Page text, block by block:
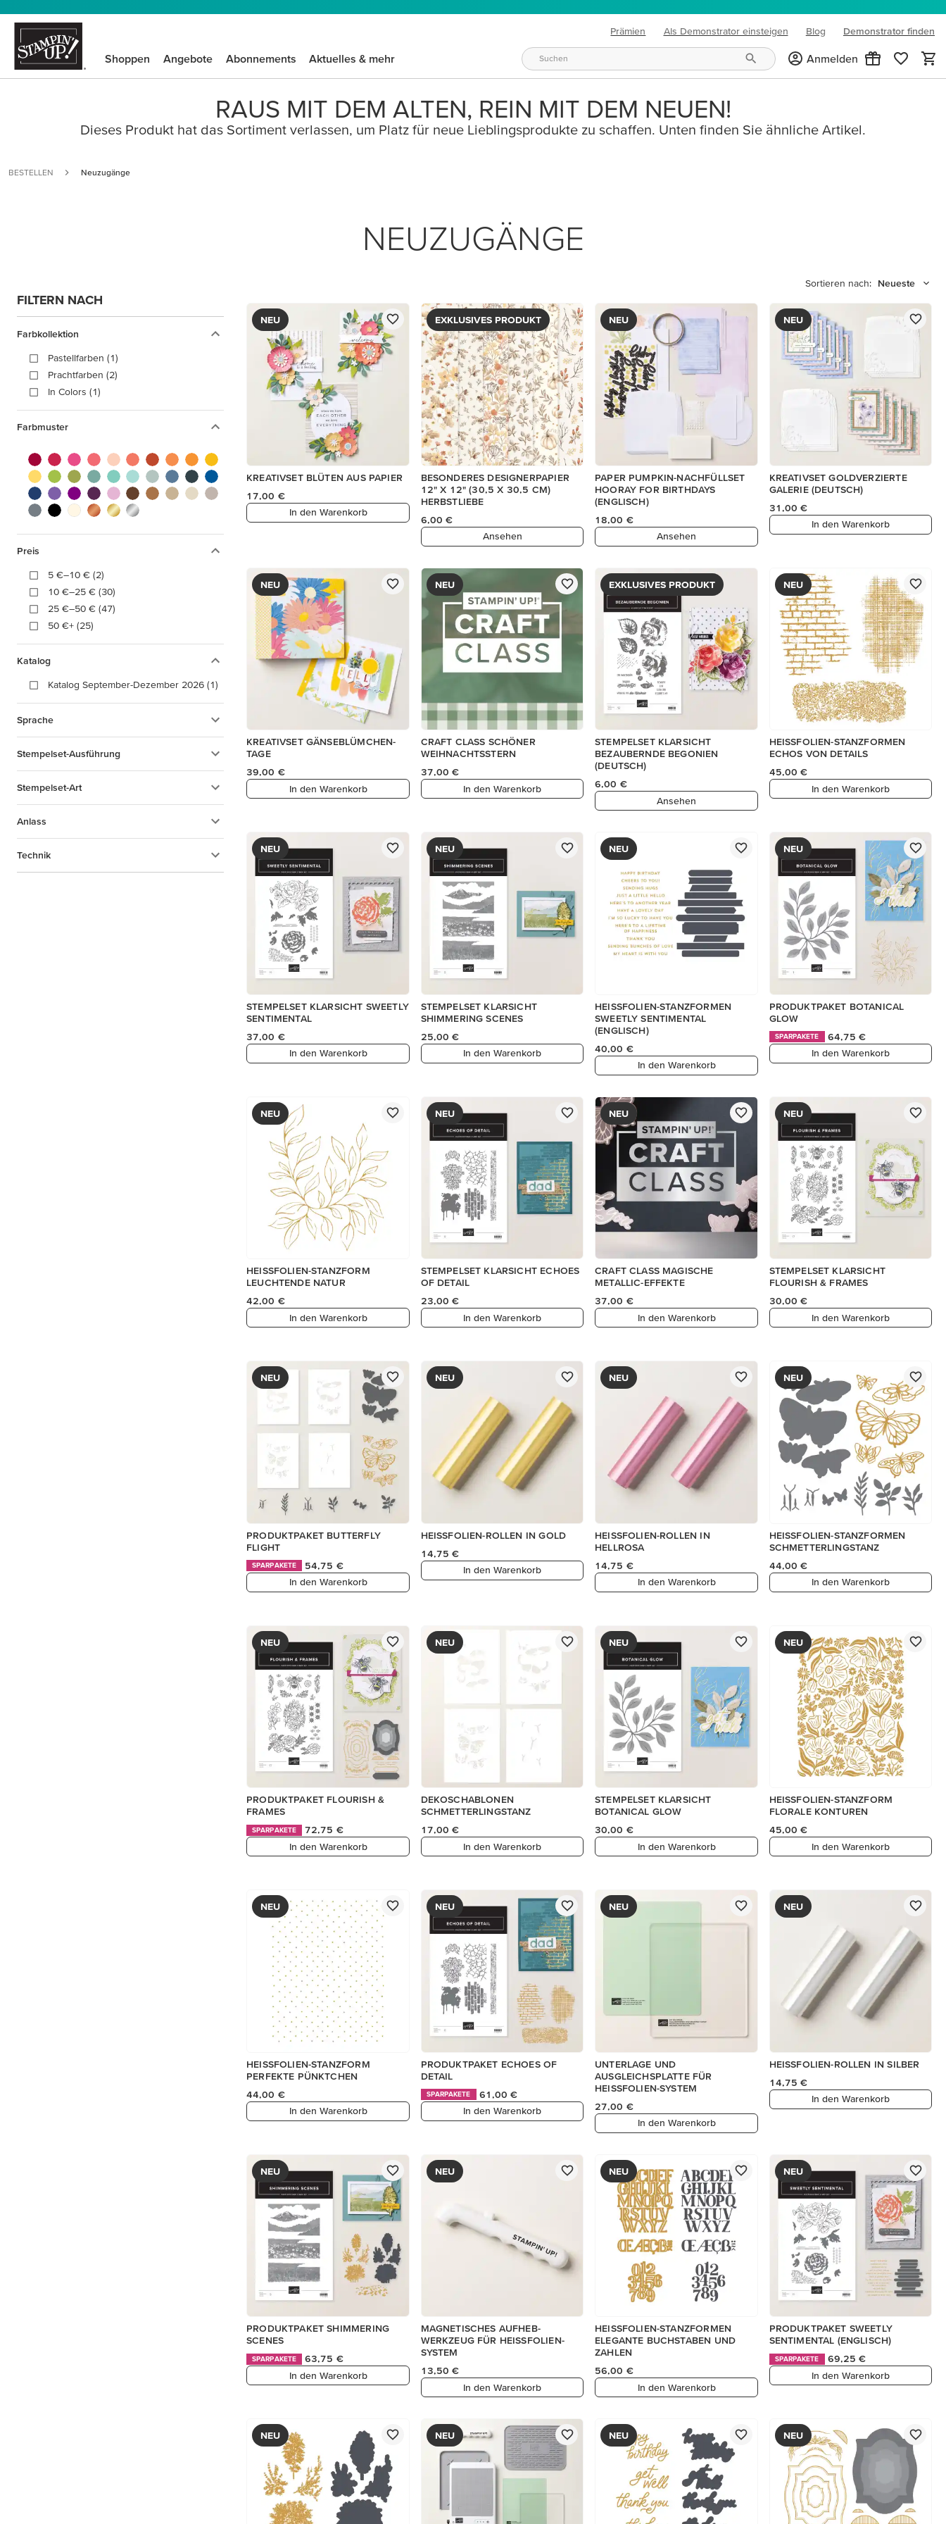
Prämien Als Demonstrator einsteigen Blog
(opens in new tab)
Demonstrator finden
Shoppen Angebote Abonnements Aktuelles & mehr Anmelden
RAUS MIT DEM ALTEN, REIN MIT DEM NEUEN!
Dieses Produkt hat das Sortiment verlassen, um Platz für neue Lieblingsprodukte zu schaffen. Unten finden Sie ähnliche Artikel.
BESTELLEN Neuzugänge
NEUZUGÄNGE
FILTERN NACH
Farbkollektion
Pastellfarben (1)
Prachtfarben (2)
In Colors (1)
Farbmuster
Preis
5 €–10 € (2)
10 €–25 € (30)
25 €–50 € (47)
50 €+ (25)
Katalog
Katalog September-Dezember 2026 (1)
Sprache
Stempelset-Ausführung
Stempelset-Art
Anlass
Technik
Sortieren nach: Neueste
NEU
KREATIVSET BLÜTEN AUS PAPIER
17,00 €
In den Warenkorb
EXKLUSIVES PRODUKT
BESONDERES DESIGNERPAPIER
12" X 12" (30,5 X 30,5 CM)
HERBSTLIEBE
6,00 €
Ansehen
NEU
PAPER PUMPKIN-NACHFÜLLSET
HOORAY FOR BIRTHDAYS
(ENGLISCH)
18,00 €
Ansehen
NEU
KREATIVSET GOLDVERZIERTE
GALERIE (DEUTSCH)
31,00 €
In den Warenkorb
NEU
KREATIVSET GÄNSEBLÜMCHEN-
TAGE
39,00 €
In den Warenkorb
NEU
CRAFT CLASS SCHÖNER
WEIHNACHTSSTERN
37,00 €
In den Warenkorb
EXKLUSIVES PRODUKT
STEMPELSET KLARSICHT
BEZAUBERNDE BEGONIEN
(DEUTSCH)
6,00 €
Ansehen
NEU
HEISSFOLIEN-STANZFORMEN
ECHOS VON DETAILS
45,00 €
In den Warenkorb
NEU
STEMPELSET KLARSICHT SWEETLY
SENTIMENTAL
37,00 €
In den Warenkorb
NEU
STEMPELSET KLARSICHT
SHIMMERING SCENES
25,00 €
In den Warenkorb
NEU
HEISSFOLIEN-STANZFORMEN
SWEETLY SENTIMENTAL
(ENGLISCH)
40,00 €
In den Warenkorb
NEU
PRODUKTPAKET BOTANICAL
GLOW
SPARPAKETE
64,75 €
In den Warenkorb
NEU
HEISSFOLIEN-STANZFORM
LEUCHTENDE NATUR
42,00 €
In den Warenkorb
NEU
STEMPELSET KLARSICHT ECHOES
OF DETAIL
23,00 €
In den Warenkorb
NEU
CRAFT CLASS MAGISCHE
METALLIC-EFFEKTE
37,00 €
In den Warenkorb
NEU
STEMPELSET KLARSICHT
FLOURISH & FRAMES
30,00 €
In den Warenkorb
NEU
PRODUKTPAKET BUTTERFLY
FLIGHT
SPARPAKETE
54,75 €
In den Warenkorb
NEU
HEISSFOLIEN-ROLLEN IN GOLD
14,75 €
In den Warenkorb
NEU
HEISSFOLIEN-ROLLEN IN
HELLROSA
14,75 €
In den Warenkorb
NEU
HEISSFOLIEN-STANZFORMEN
SCHMETTERLINGSTANZ
44,00 €
In den Warenkorb
NEU
PRODUKTPAKET FLOURISH &
FRAMES
SPARPAKETE
72,75 €
In den Warenkorb
NEU
DEKOSCHABLONEN
SCHMETTERLINGSTANZ
17,00 €
In den Warenkorb
NEU
STEMPELSET KLARSICHT
BOTANICAL GLOW
30,00 €
In den Warenkorb
NEU
HEISSFOLIEN-STANZFORM
FLORALE KONTUREN
45,00 €
In den Warenkorb
NEU
HEISSFOLIEN-STANZFORM
PERFEKTE PÜNKTCHEN
44,00 €
In den Warenkorb
NEU
PRODUKTPAKET ECHOES OF
DETAIL
SPARPAKETE
61,00 €
In den Warenkorb
NEU
UNTERLAGE UND
AUSGLEICHSPLATTE FÜR
HEISSFOLIEN-SYSTEM
27,00 €
In den Warenkorb
NEU
HEISSFOLIEN-ROLLEN IN SILBER
14,75 €
In den Warenkorb
NEU
PRODUKTPAKET SHIMMERING
SCENES
SPARPAKETE
63,75 €
In den Warenkorb
NEU
MAGNETISCHES AUFHEB-
WERKZEUG FÜR HEISSFOLIEN-
SYSTEM
13,50 €
In den Warenkorb
NEU
HEISSFOLIEN-STANZFORMEN
ELEGANTE BUCHSTABEN UND
ZAHLEN
56,00 €
In den Warenkorb
NEU
PRODUKTPAKET SWEETLY
SENTIMENTAL (ENGLISCH)
SPARPAKETE
69,25 €
In den Warenkorb
NEU NEU NEU NEU